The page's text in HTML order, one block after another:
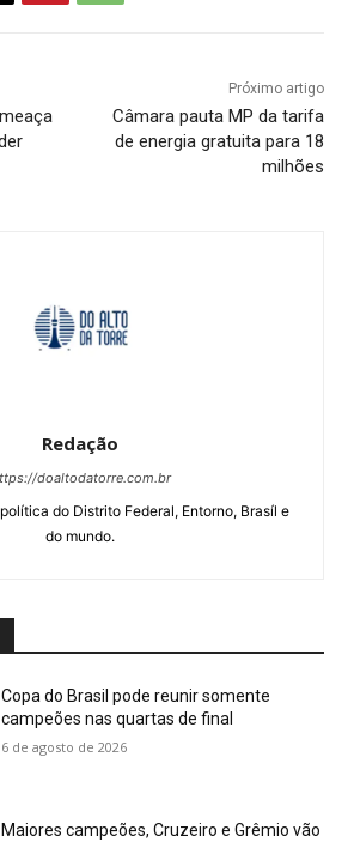
Próximo artigo
Câmara pauta MP da tarifa
de energia gratuita para 18
milhões
Redação
doaltodatorre.com.br
do Distrito Federal, Entorno, Brasíl e
do mundo.
Copa do Brasil pode reunir somente
campeões nas quartas de final
6 de agosto de 2026
Maiores campeões, Cruzeiro e Grêmio vão